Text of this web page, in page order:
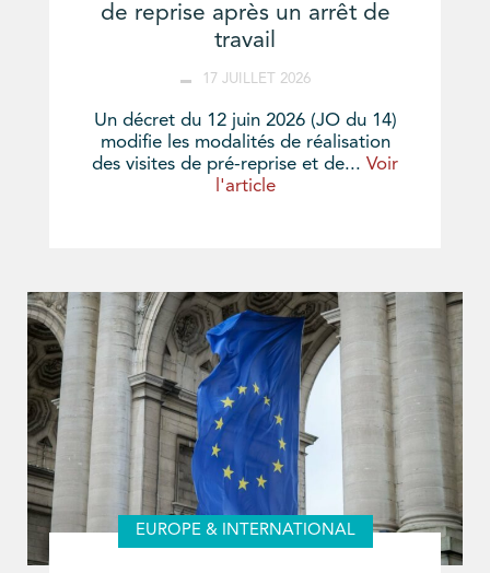
de reprise après un arrêt de
travail
17 JUILLET 2026
Un décret du 12 juin 2026 (JO du 14)
modifie les modalités de réalisation
des visites de pré-reprise et de... Voir
l'article
EUROPE & INTERNATIONAL